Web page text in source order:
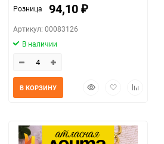
Розница 94,10 ₽
Артикул: 00083126
В наличии
БыстрыйДобавить
В КОРЗИНУ